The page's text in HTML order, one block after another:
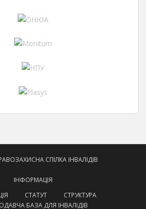
СПІЛКА ІНВАЛІДІВ
ІНФОРМАЦІЯ
СТАТУТ
СТРУКТУРА
БАЗА ДЛЯ ІНВАЛІДІВ